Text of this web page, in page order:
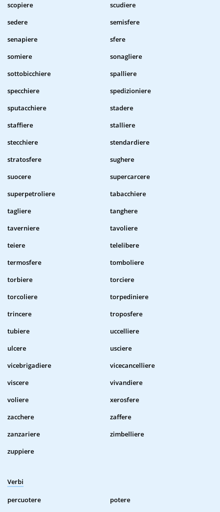
scopiere
scudiere
sedere
semisfere
senapiere
sfere
somiere
sonagliere
sottobicchiere
spalliere
specchiere
spedizioniere
sputacchiere
stadere
staffiere
stalliere
stecchiere
stendardiere
stratosfere
sughere
suocere
supercarcere
superpetroliere
tabacchiere
tagliere
tanghere
taverniere
tavoliere
teiere
telelibere
termosfere
tomboliere
torbiere
torciere
torcoliere
torpediniere
trincere
troposfere
tubiere
uccelliere
ulcere
usciere
vicebrigadiere
vicecancelliere
viscere
vivandiere
voliere
xerosfere
zacchere
zaffere
zanzariere
zimbelliere
zuppiere
Verbi
percuotere
potere